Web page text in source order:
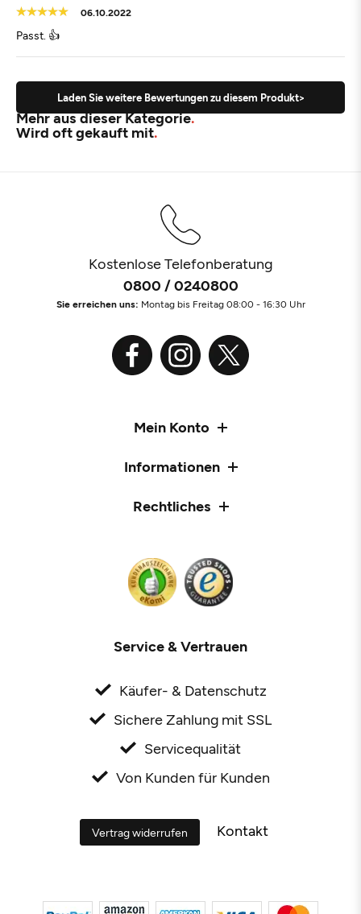
06.10.2022
Passt. 👍
Laden Sie weitere Bewertungen zu diesem Produkt>
Mehr aus dieser Kategorie
Wird oft gekauft mit
Kostenlose Telefonberatung
0800 / 0240800
Sie erreichen uns: Montag bis Freitag 08:00 - 16:30 Uhr
Mein Konto
Informationen
Rechtliches
Service & Vertrauen
Käufer- & Datenschutz
Sichere Zahlung mit SSL
Servicequalität
Von Kunden für Kunden
Vertrag widerrufen Kontakt